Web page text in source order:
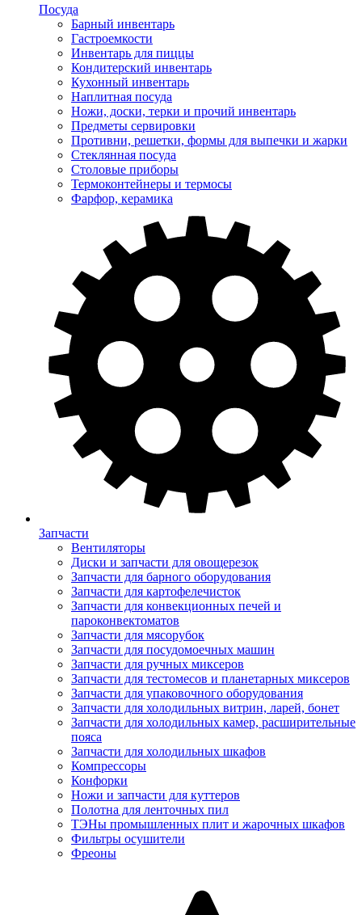
Посуда
Барный инвентарь
Гастроемкости
Инвентарь для пиццы
Кондитерский инвентарь
Кухонный инвентарь
Наплитная посуда
Ножи, доски, терки и прочий инвентарь
Предметы сервировки
Противни, решетки, формы для выпечки и жарки
Стеклянная посуда
Столовые приборы
Термоконтейнеры и термосы
Фарфор, керамика
Запчасти
Вентиляторы
Диски и запчасти для овощерезок
Запчасти для барного оборудования
Запчасти для картофелечисток
Запчасти для конвекционных печей и
пароконвектоматов
Запчасти для мясорубок
Запчасти для посудомоечных машин
Запчасти для ручных миксеров
Запчасти для тестомесов и планетарных миксеров
Запчасти для упаковочного оборудования
Запчасти для холодильных витрин, ларей, бонет
Запчасти для холодильных камер, расширительные
пояса
Запчасти для холодильных шкафов
Компрессоры
Конфорки
Ножи и запчасти для куттеров
Полотна для ленточных пил
ТЭНы промышленных плит и жарочных шкафов
Фильтры осушители
Фреоны